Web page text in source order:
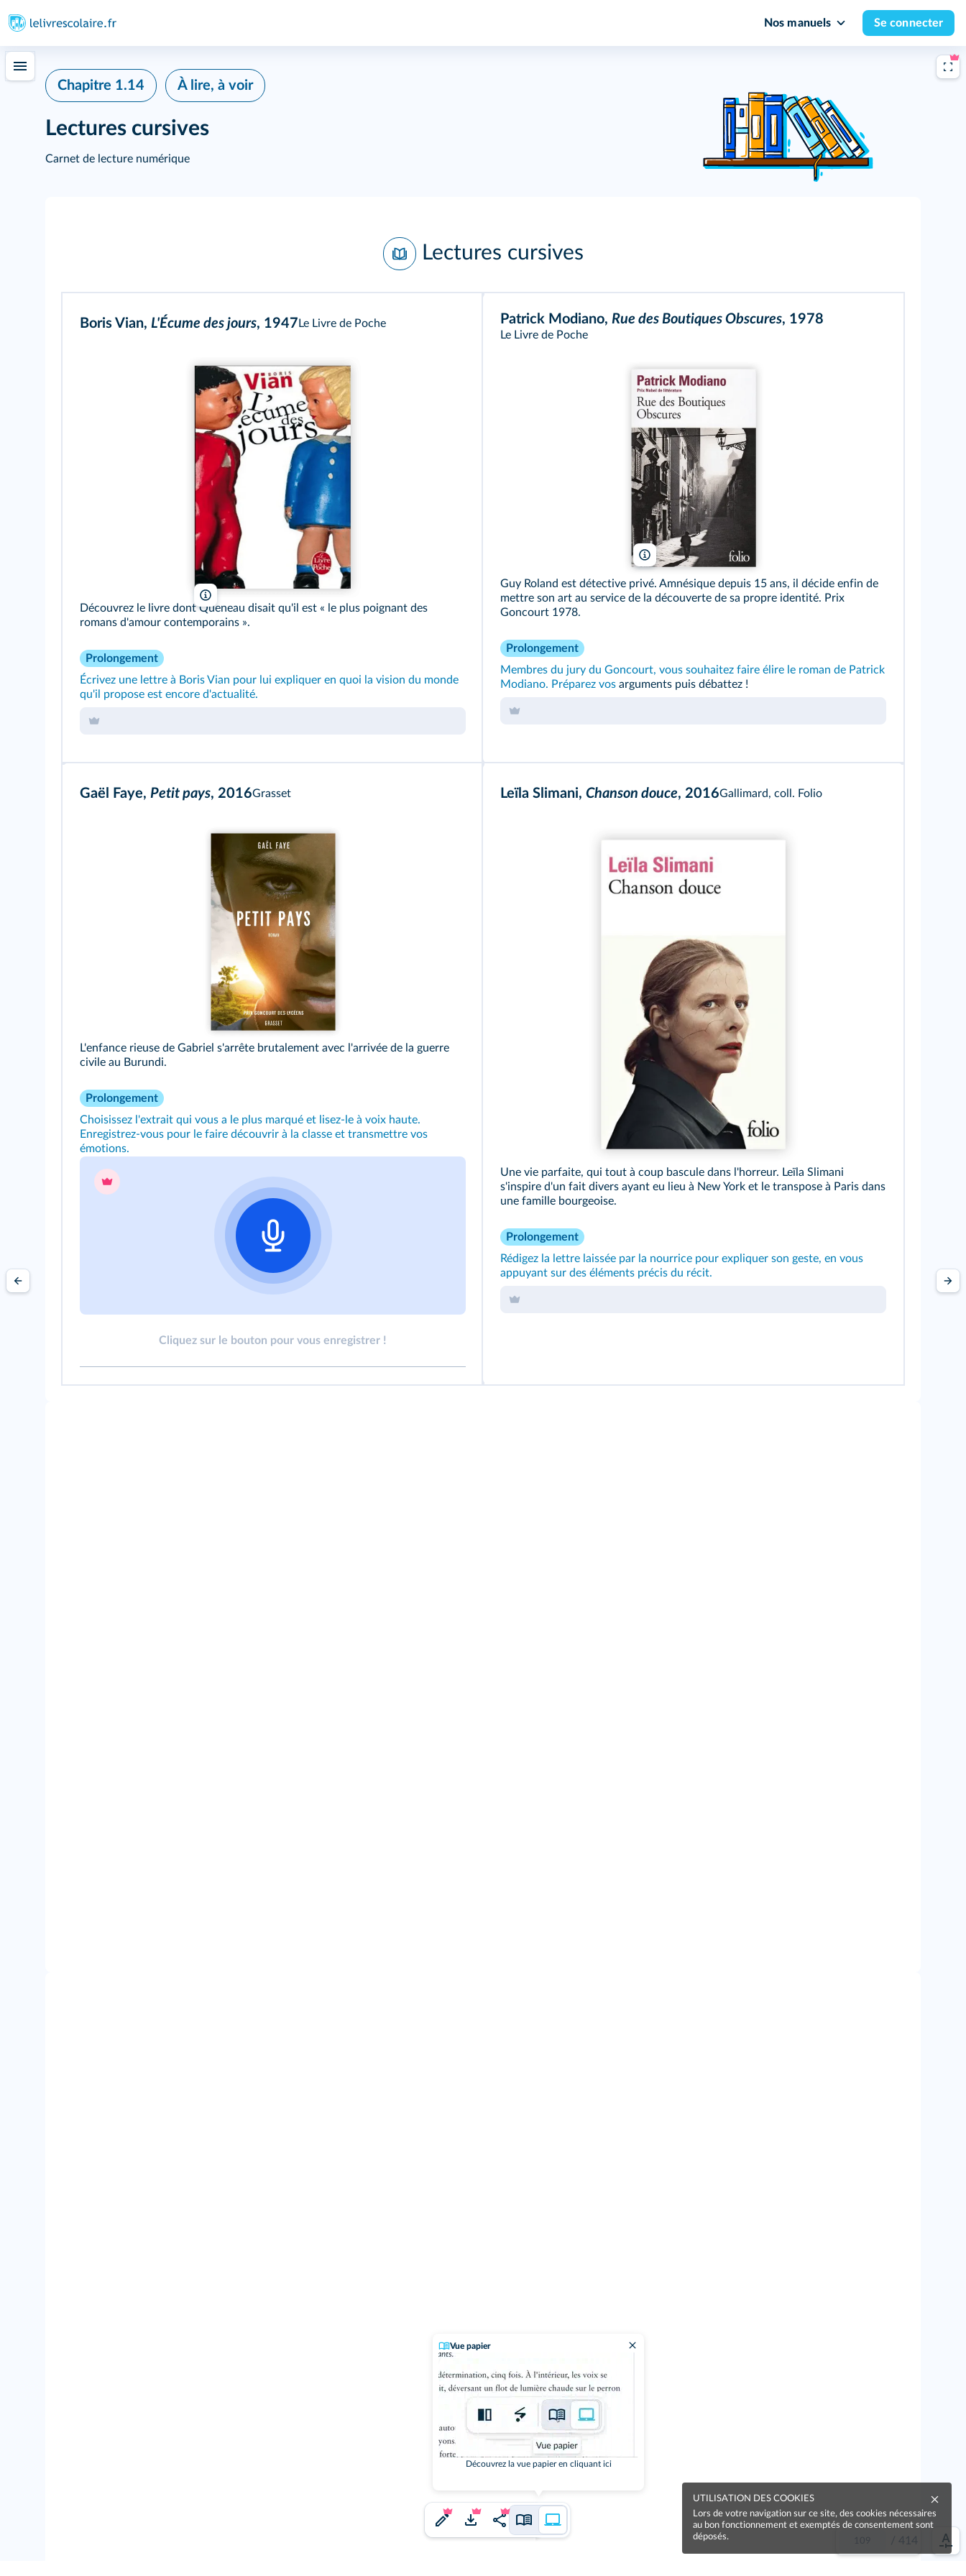
Nos manuels Se connecter
/ 414
Vue papier
Découvrez la vue papier en cliquant ici
Chapitre 1.14 À lire, à voir
Lectures cursives
Carnet de lecture numérique
Lectures cursives
Boris Vian, L'Écume des jours, 1947 Le Livre de Poche
Découvrez le livre dont Queneau disait qu'il est « le plus poignant des
romans d'amour contemporains ».
Prolongement
Écrivez une lettre à Boris Vian pour lui expliquer en quoi la vision du monde
qu'il propose est encore d'actualité.
Patrick Modiano, Rue des Boutiques Obscures, 1978
Le Livre de Poche
Le Livre de poche
Guy Roland est détective privé. Amnésique depuis 15 ans, il décide enfin de
mettre son art au service de la découverte de sa propre identité. Prix
Goncourt 1978.
Prolongement
Membres du jury du Goncourt, vous souhaitez faire élire le roman de Patrick
Modiano. Préparez vos arguments puis débattez !
Gaël Faye, Petit pays, 2016Grasset
L'enfance rieuse de Gabriel s'arrête brutalement avec l'arrivée de la guerre
civile au Burundi.
Prolongement
Choisissez l'extrait qui vous a le plus marqué et lisez‑le à voix haute.
Enregistrez‑vous pour le faire découvrir à la classe et transmettre vos
émotions.
Cliquez sur le bouton pour vous enregistrer !
Leïla Slimani, Chanson douce, 2016Gallimard, coll. Folio
Une vie parfaite, qui tout à coup bascule dans l'horreur. Leïla Slimani
s'inspire d'un fait divers ayant eu lieu à New York et le transpose à Paris dans
une famille bourgeoise.
Prolongement
Rédigez la lettre laissée par la nourrice pour expliquer son geste, en vous
appuyant sur des éléments précis du récit.
UTILISATION DES COOKIES
Lors de votre navigation sur ce site, des cookies nécessaires
au bon fonctionnement et exemptés de consentement sont
déposés.